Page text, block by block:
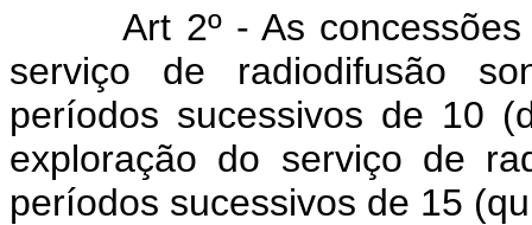
Art 2º - As
serviço de radiodifusão
períodos sucessivos de 10
exploração do serviço de
períodos sucessivos de 15